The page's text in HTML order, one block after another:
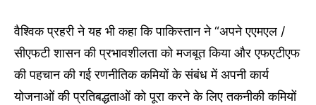
वैश्विक प्रहरी ने यह भी कहा कि पाकिस्तान ने “अपने एएमएल /
सीएफटी शासन की प्रभावशीलता को मजबूत किया और एफएटीएफ
की पहचान की गई रणनीतिक कमियों के संबंध में अपनी कार्य
योजनाओं की प्रतिबद्धताओं को पूरा करने के लिए तकनीकी कमियों